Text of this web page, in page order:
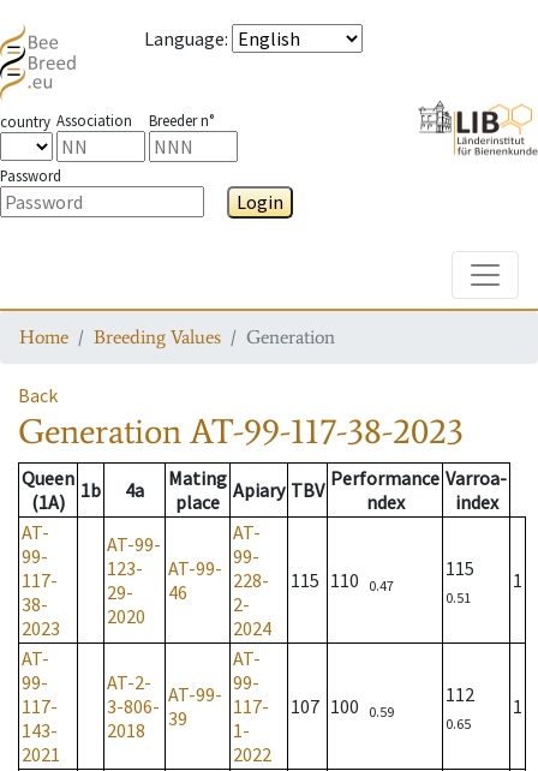
Language:
country Association Breeder n°
Password
Login
Home Breeding Values Generation
Back
GenerationAT-99-117-38-2023
Queen
(1A)
1b 4a
Mating
place Apiary TBV Performance
ndex
Varroa-
index
AT-
99-
117-
38-
2023
AT-99-
123-
29-
2020
AT-99-
46
AT-
99-
228-
2-
2024
115 110 0.47
115
0.51
1
AT-
99-
117-
143-
2021
AT-2-
3-806-
2018
AT-99-
39
AT-
99-
117-
1-
2022
107 100 0.59
112
0.65
1